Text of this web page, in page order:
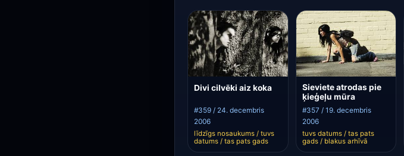
Divi cilvēki aiz koka
#359 / 24. decembris
2006
līdzīgs nosaukums / tuvs
datums / tas pats gads
Sieviete atrodas pie
ķieģeļu mūra
#357 / 19. decembris
2006
tuvs datums / tas pats
gads / blakus arhīvā